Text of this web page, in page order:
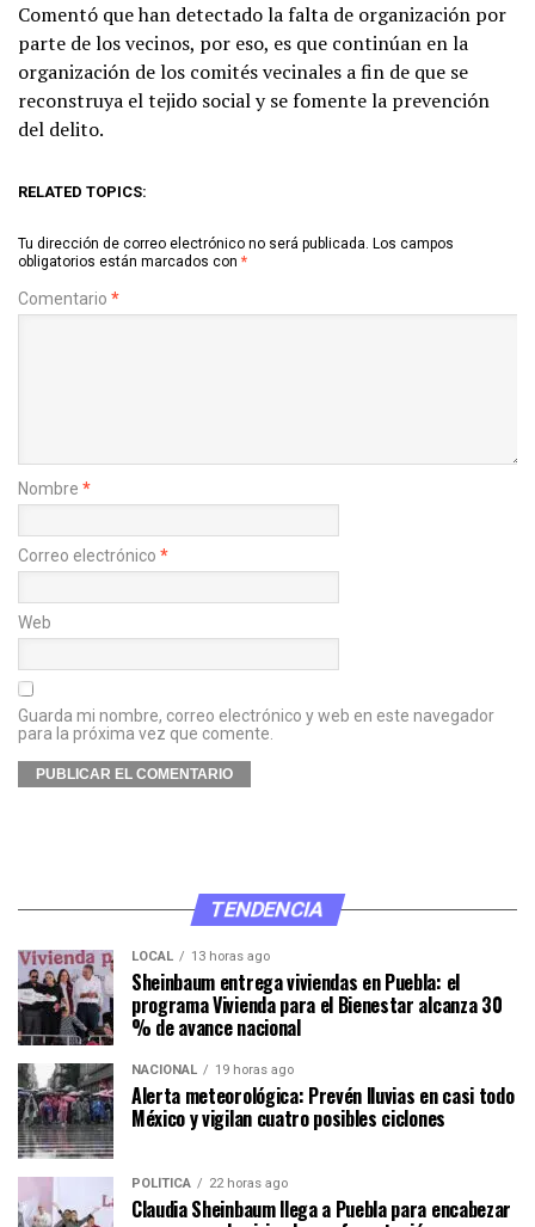
Comentó que han detectado la falta de organización por
parte de los vecinos, por eso, es que continúan en la
organización de los comités vecinales a fin de que se
reconstruya el tejido social y se fomente la prevención
del delito.
RELATED TOPICS:
Tu dirección de correo electrónico no será publicada. Los campos
obligatorios están marcados con *
Comentario *
Nombre *
Correo electrónico *
Web
Guarda mi nombre, correo electrónico y web en este navegador
para la próxima vez que comente.
TENDENCIA
LOCAL 13 horas ago
Sheinbaum entrega viviendas en Puebla: el
programa Vivienda para el Bienestar alcanza 30
% de avance nacional
NACIONAL 19 horas ago
Alerta meteorológica: Prevén lluvias en casi todo
México y vigilan cuatro posibles ciclones
POLÍTICA 22 horas ago
Claudia Sheinbaum llega a Puebla para encabezar